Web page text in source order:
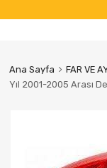
content
Ana Sayfa FAR VE
Yıl 2001-2005 Arası